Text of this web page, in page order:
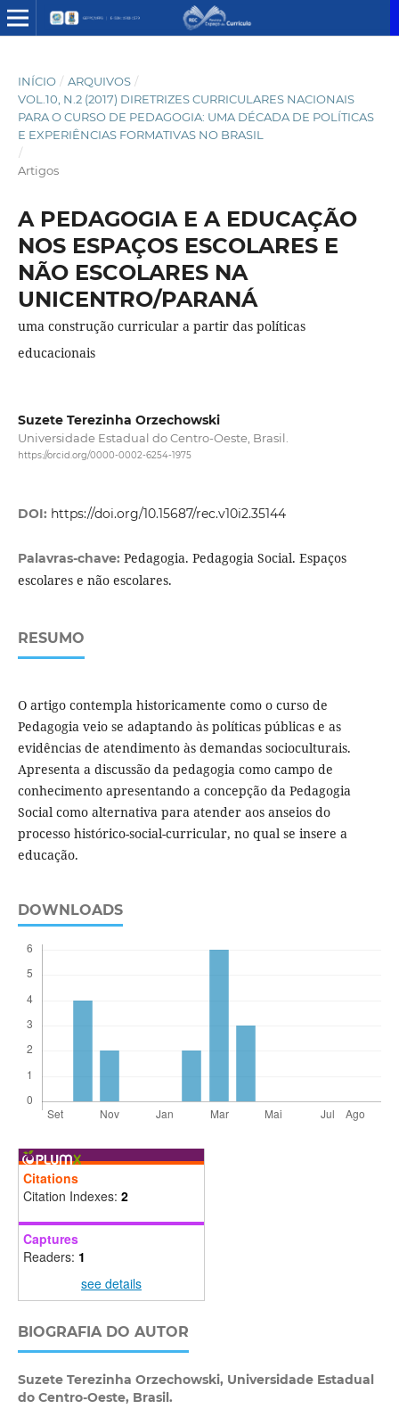
INÍCIO / ARQUIVOS /
VOL.10, N.2 (2017) DIRETRIZES CURRICULARES NACIONAIS
PARA O CURSO DE PEDAGOGIA: UMA DÉCADA DE POLÍTICAS
E EXPERIÊNCIAS FORMATIVAS NO BRASIL
/
Artigos
A PEDAGOGIA E A EDUCAÇÃO
NOS ESPAÇOS ESCOLARES E
NÃO ESCOLARES NA
UNICENTRO/PARANÁ
uma construção curricular a partir das políticas
educacionais
Suzete Terezinha Orzechowski
Universidade Estadual do Centro-Oeste, Brasil.
https://orcid.org/0000-0002-6254-1975
DOI: https://doi.org/10.15687/rec.v10i2.35144
Palavras-chave: Pedagogia. Pedagogia Social. Espaços
escolares e não escolares.
RESUMO
O artigo contempla historicamente como o curso de
Pedagogia veio se adaptando às políticas públicas e as
evidências de atendimento às demandas socioculturais.
Apresenta a discussão da pedagogia como campo de
conhecimento apresentando a concepção da Pedagogia
Social como alternativa para atender aos anseios do
processo histórico-social-curricular, no qual se insere a
educação.
DOWNLOADS
Citations
Citation Indexes: 2
Captures
Readers: 1
see details
BIOGRAFIA DO AUTOR
Suzete Terezinha Orzechowski, Universidade Estadual
do Centro-Oeste, Brasil.